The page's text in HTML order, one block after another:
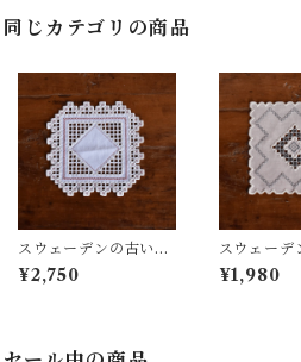
同じカテゴリの商品
スウェーデンの古いハ
ーダンガークロス (ピ
ンク) ④
¥2,750
スウェーデ
ーダンガー
ベンダー) ⑥
¥1,980